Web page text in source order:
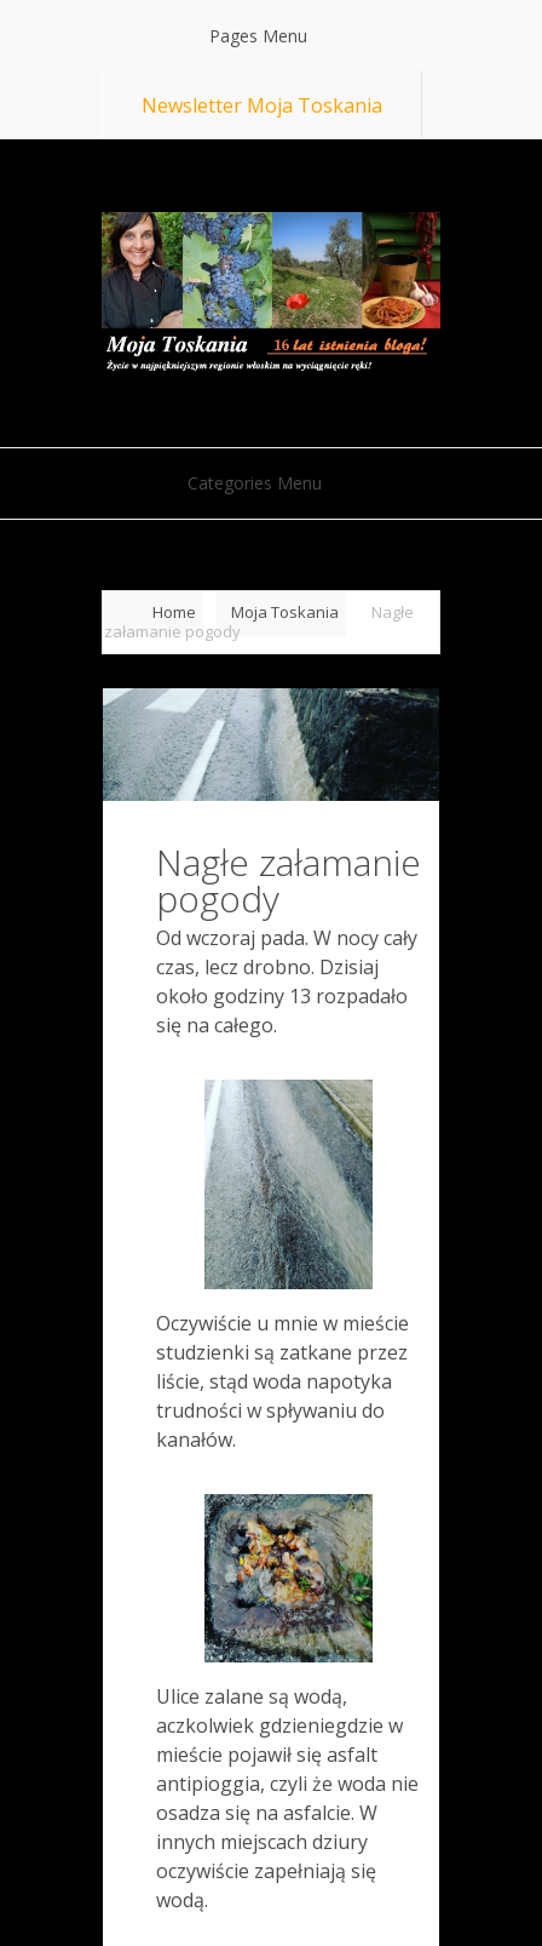
Pages Menu
Newsletter Moja Toskania
Categories Menu
Home Moja Toskania
Nagłe
załamanie pogody
Nagłe załamanie
pogody
Od wczoraj pada. W nocy cały
czas, lecz drobno. Dzisiaj
około godziny 13 rozpadało
się na całego.
Oczywiście u mnie w mieście
studzienki są zatkane przez
liście, stąd woda napotyka
trudności w spływaniu do
kanałów.
Ulice zalane są wodą,
aczkolwiek gdzieniegdzie w
mieście pojawił się asfalt
antipioggia, czyli że woda nie
osadza się na asfalcie. W
innych miejscach dziury
oczywiście zapełniają się
wodą.